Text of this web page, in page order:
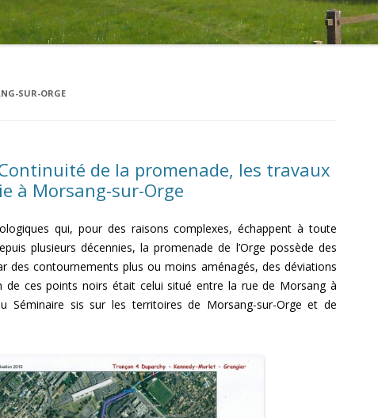
SUR-ORGE
de la promenade, les travaux
à Morsang-sur-Orge
qui, pour des raisons complexes, échappent à toute
plusieurs décennies, la promenade de l’Orge possède des
des contournements plus ou moins aménagés, des déviations
de ces points noirs était celui situé entre la rue de Morsang à
Séminaire sis sur les territoires de Morsang-sur-Orge et de